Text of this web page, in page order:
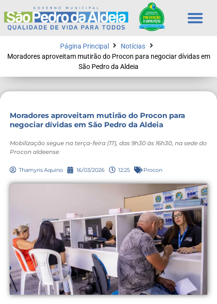
Página Principal
Notícias
Moradores aproveitam mutirão do Procon para negociar dívidas em
São Pedro da Aldeia
Moradores aproveitam mutirão do Procon para
negociar dívidas em São Pedro da Aldeia
Mobilização segue na terça-feira (17), das 9h30 às 16h30, na sede do
Procon aldeense
Thamyris Aquino 16/03/2026 12:25 Procon